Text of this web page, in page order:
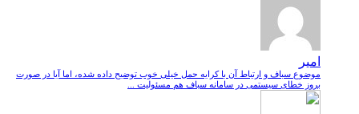
امیر
موضوع سباف و ارتباط آن با کرایه حمل خیلی خوب توضیح داده شده، اما آیا در صورت
بروز خطای سیستمی در سامانه سباف هم مسئولیت ...